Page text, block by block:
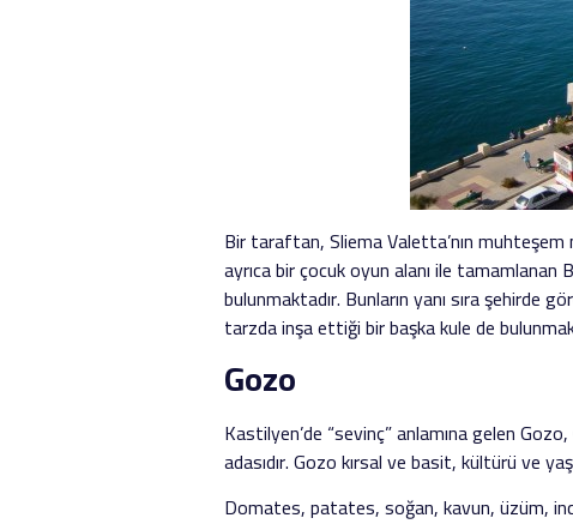
Bir taraftan, Sliema Valetta’nın muhteşem
ayrıca bir çocuk oyun alanı ile tamamlanan
bulunmaktadır. Bunların yanı sıra şehirde
tarzda inşa ettiği bir başka kule de
Gozo
Kastilyen’de “sevinç” anlamına gelen
adasıdır. Gozo kırsal ve basit, kültürü ve
Domates, patates, soğan, kavun, üzüm,